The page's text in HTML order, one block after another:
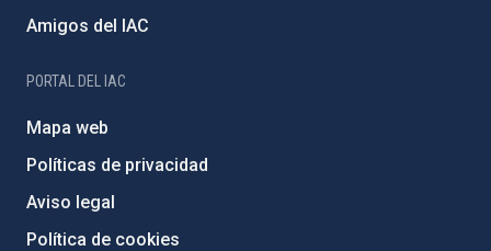
Amigos del IAC
PORTAL DEL IAC
Mapa web
Políticas de privacidad
Aviso legal
Política de cookies